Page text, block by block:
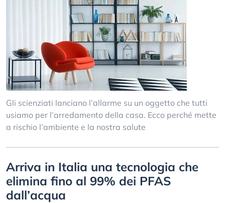
Gli scienziati lanciano l’allarme su un oggetto che tutti
usiamo per l’arredamento della casa. Ecco perché mette
a rischio l’ambiente e la nostra salute
Arriva in Italia una tecnologia che
elimina fino al 99% dei PFAS
dall’acqua